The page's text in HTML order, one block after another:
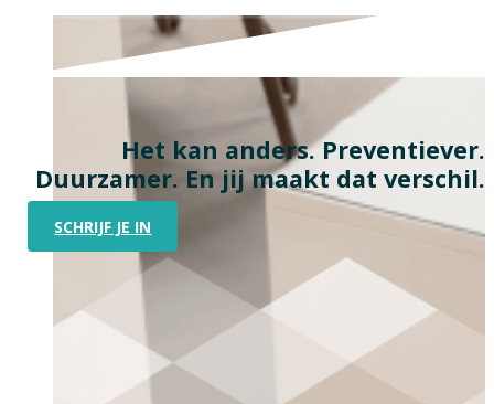
Het kan anders. Preventiever.
Duurzamer. En jij maakt dat verschil.
SCHRIJF JE IN